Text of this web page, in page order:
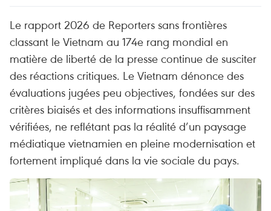
Le rapport 2026 de Reporters sans frontières
classant le Vietnam au 174e rang mondial en
matière de liberté de la presse continue de susciter
des réactions critiques. Le Vietnam dénonce des
évaluations jugées peu objectives, fondées sur des
critères biaisés et des informations insuffisamment
vérifiées, ne reflétant pas la réalité d’un paysage
médiatique vietnamien en pleine modernisation et
fortement impliqué dans la vie sociale du pays.